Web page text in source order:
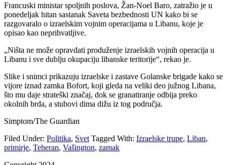
Francuski ministar spoljnih poslova, Žan-Noel Baro, zatražio je u
ponedeljak hitan sastanak Saveta bezbednosti UN kako bi se
razgovaralo o izraelskim vojnim operacijama u Libanu, koje je
opisao kao neprihvatljive.
„Ništa ne može opravdati produženje izraelskih vojnih operacija u
Libanu i sve dublju okupaciju libanske teritorije“, rekao je.
Slike i snimci prikazuju izraelske i zastave Golanske brigade kako se
vijore iznad zamka Bofort, koji gleda na veliki deo južnog Libana,
što mu daje strateški značaj, dok se granatiranje odbija preko
okolnih brda, a stubovi dima dižu iz tog područja.
Simptom/The Guardian
Filed Under: Politika, Svet Tagged With: Izraelske trupe, Liban,
primirje, Teheran, Vašington, zamak